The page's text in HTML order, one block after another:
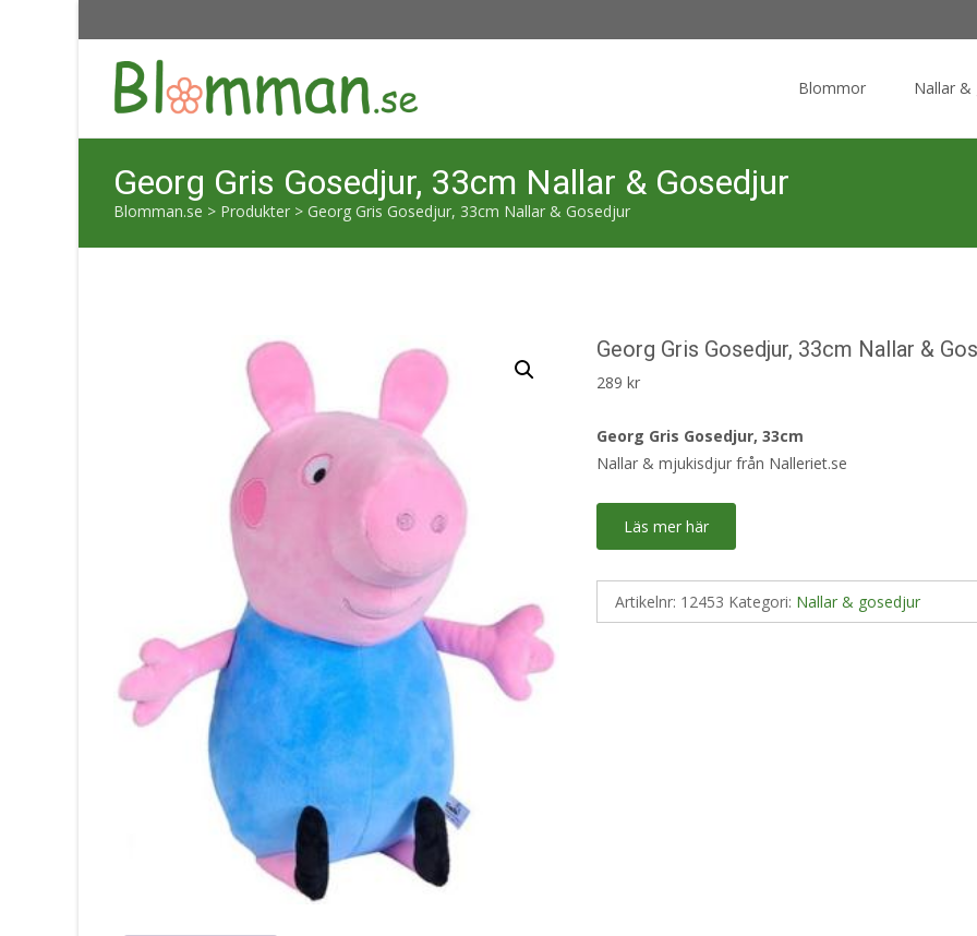
Blommor Nallar &
Georg Gris Gosedjur, 33cm Nallar & Gosedjur
Blomman.se > Produkter > Georg Gris Gosedjur, 33cm Nallar & Gosedjur
Georg Gris Gosedjur, 33cm Nallar &
289kr
Georg Gris Gosedjur, 33cm
Nallar & mjukisdjur från Nalleriet.se
Läs mer här
Artikelnr: 12453 Kategori: Nallar & gosedjur